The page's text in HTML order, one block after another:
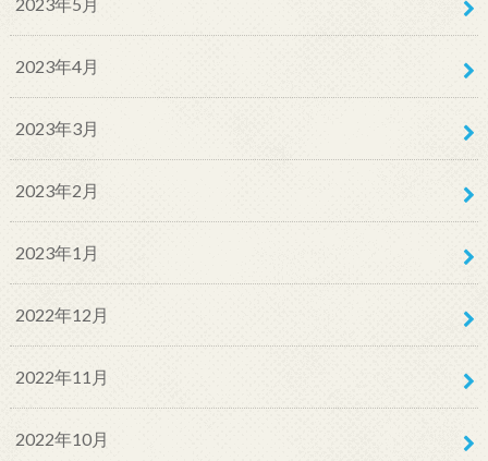
2023年4月
2023年3月
2023年2月
2023年1月
2022年12月
2022年11月
2022年10月